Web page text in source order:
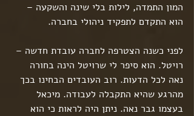
המון התמדה, לילות בלי שינה והשקעה –
הוא התקדם לתפקיד ניהולי בחברה.
לפני כשנה הצטרפה לחברה עובדת חדשה –
רויטל. הוא סיפר לי שרויטל הינה בחורה
נאה לכל הדעות. רוב העובדים הבחינו בכך
מהרגע שהיא התקבלה לעבודה. מיכאל
בעצמו גבר נאה. ניתן היה לראות כי הוא